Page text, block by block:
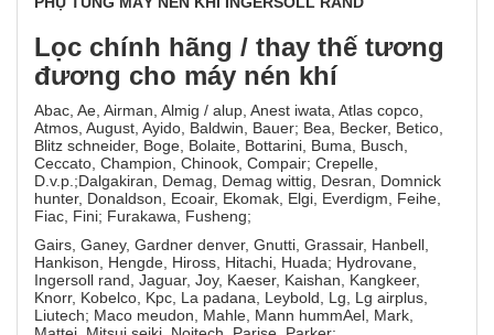
Lọc chính hãng / thay thế tương
đương cho máy nén khí
Abac, Ae, Airman, Almig / alup, Anest iwata, Atlas copco,
Atmos, August, Ayido, Baldwin, Bauer; Bea, Becker, Betico,
Blitz schneider, Boge, Bolaite, Bottarini, Buma, Busch,
Ceccato, Champion, Chinook, Compair; Crepelle,
D.v.p.;Dalgakiran, Demag, Demag wittig, Desran, Domnick
hunter, Donaldson, Ecoair, Ekomak, Elgi, Everdigm, Feihe,
Fiac, Fini; Furakawa, Fusheng;
Gairs, Ganey, Gardner denver, Gnutti, Grassair, Hanbell,
Hankison, Hengde, Hiross, Hitachi, Huada; Hydrovane,
Ingersoll rand, Jaguar, Joy, Kaeser, Kaishan, Kangkeer,
Knorr, Kobelco, Kpc, La padana, Leybold, Lg, Lg airplus,
Liutech; Maco meudon, Mahle, Mann hummAel, Mark,